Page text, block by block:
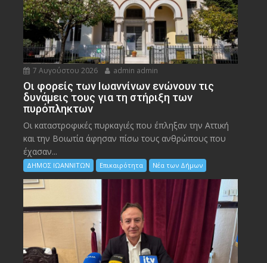
7 Αυγούστου 2026 admin admin
Οι φορείς των Ιωαννίνων ενώνουν τις
δυνάμεις τους για τη στήριξη των
πυρόπληκτων
Οι καταστροφικές πυρκαγιές που έπληξαν την Αττική
και την Bοιωτία άφησαν πίσω τους ανθρώπους που
έχασαν...
ΔΗΜΟΣ ΙΩΑΝΝΙΤΩΝ Επικαιρότητα Νέα των Δήμων